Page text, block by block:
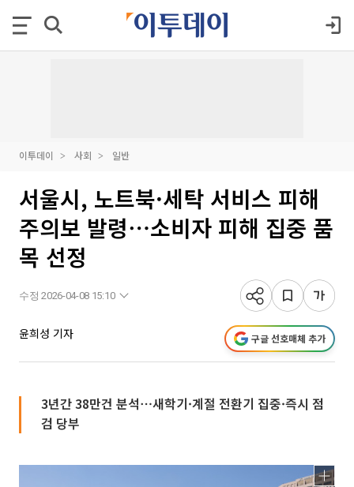
이투데이 사회 일반
서울시, 노트북·세탁 서비스 피해
주의보 발령⋯소비자 피해 집중 품
목 선정
수정 2026-04-08 15:10
윤희성 기자 구글 선호매체 추가
3년간 38만건 분석⋯새학기·계절 전환기 집중·즉시 점
검 당부